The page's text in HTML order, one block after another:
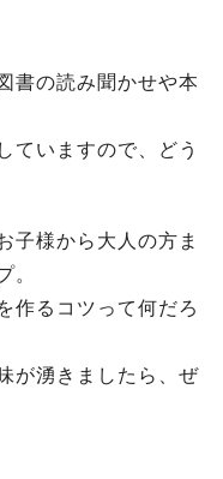
書の読み聞かせや本
ていますので、どう
子様から大人の方ま
。
作るコツって何だろ
が湧きましたら、ぜ